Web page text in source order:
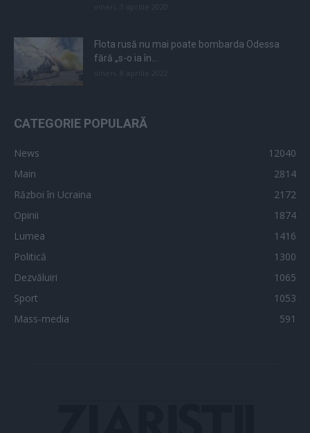
Flota rusă nu mai poate bombarda Odessa
fără „s-o ia în...
CATEGORIE POPULARĂ
News
12040
Main
2814
Război în Ucraina
2172
Opinii
1874
Lumea
1416
Politică
1300
Dezvăluiri
1065
Sport
1053
Mass-media
591